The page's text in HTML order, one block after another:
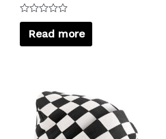
Rated
out
of
Read more